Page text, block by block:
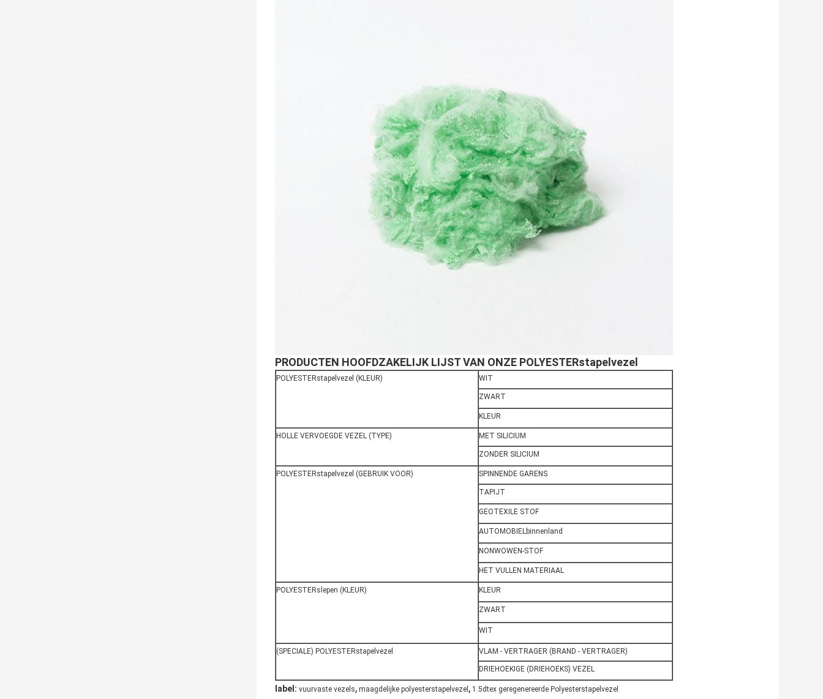
PRODUCTEN HOOFDZAKELIJK LIJST VAN ONZE POLYESTERstapelvezel
POLYESTERstapelvezel (KLEUR) WIT
ZWART
KLEUR
HOLLE VERVOEGDE VEZEL (TYPE) MET SILICIUM
ZONDER SILICIUM
POLYESTERstapelvezel (GEBRUIK VOOR) SPINNENDE GARENS
TAPIJT
GEOTEXILE STOF
AUTOMOBIELbinnenland
NONWOWEN-STOF
HET VULLEN MATERIAAL
POLYESTERslepen (KLEUR) KLEUR
ZWART
WIT
(SPECIALE) POLYESTERstapelvezel VLAM - VERTRAGER (BRAND - VERTRAGER)
DRIEHOEKIGE (DRIEHOEKS) VEZEL
label: vuurvaste vezels, maagdelijke polyesterstapelvezel , 1.5dtex geregenereerde Polyesterstapelvezel